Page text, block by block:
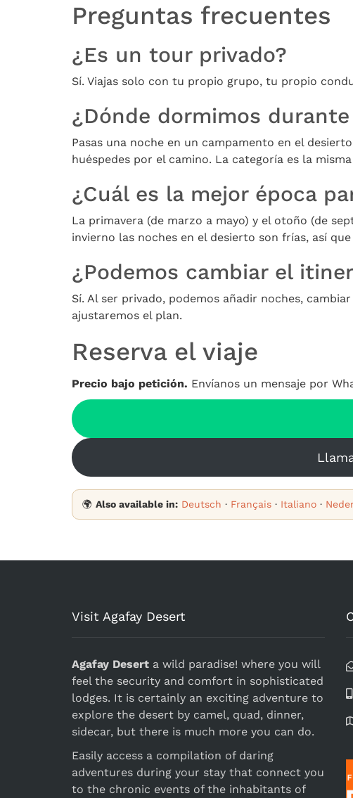
Preguntas frecuentes
¿Es un tour privado?
Sí. Viajas solo con tu propio grupo, tu propio
¿Dónde dormimos
Pasas una noche en un campamento en el
huéspedes por el camino. La categoría es la
¿Cuál es la mejor época
La primavera (de marzo a mayo) y el otoño (de
invierno las noches en el desierto son frías, así
¿Podemos cambiar el
Sí. Al ser privado, podemos añadir noches,
ajustaremos el plan.
Reserva el viaje
Precio bajo petición. Envíanos un mensaje por
🌍 Also available in: Deutsch · Français · Italiano ·
Visit Agafay Desert
Agafay Desert a wild paradise! where you will
feel the security and comfort in sophisticated
lodges. It is certainly an exciting adventure to
explore the desert by camel, quad, dinner,
sidecar, but there is much more you can do.
Easily access a compilation of daring
adventures during your stay that connect you
to the chronic events of the inhabitants of